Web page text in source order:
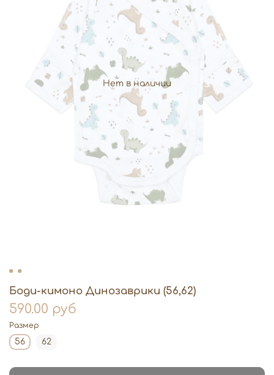
Нет в наличии
Боди-кимоно Динозаврики (56,62)
590.00 руб
Размер
56 62